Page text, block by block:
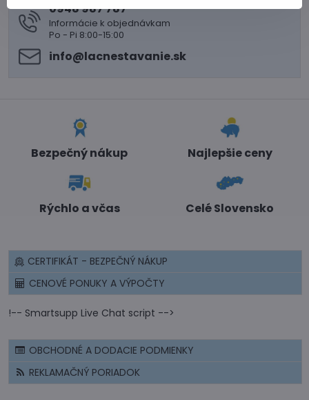
0948 987 787
Informácie k objednávkam
Po - Pi 8:00-15:00
info​@lacnestavanie​.sk
Bezpečný nákup Najlepšie ceny
Rýchlo a včas Celé Slovensko
CERTIFIKÁT - BEZPEČNÝ NÁKUP
CENOVÉ PONUKY A VÝPOČTY
!-- Smartsupp Live Chat script -->
OBCHODNÉ A DODACIE PODMIENKY
REKLAMAČNÝ PORIADOK